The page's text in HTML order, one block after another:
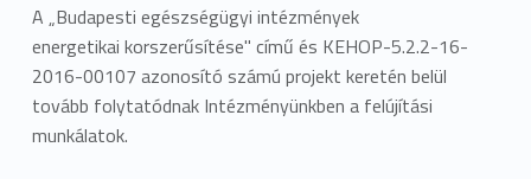
A „Budapesti egészségügyi intézmények
energetikai korszerűsítése" című és KEHOP-5.2.2-16-
2016-00107 azonosító számú projekt keretén belül
tovább folytatódnak Intézményünkben a felújítási
munkálatok.